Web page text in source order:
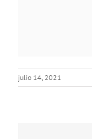
julio 14, 2021